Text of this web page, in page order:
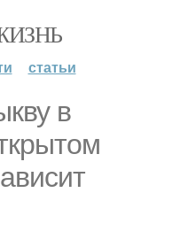
статьи
в